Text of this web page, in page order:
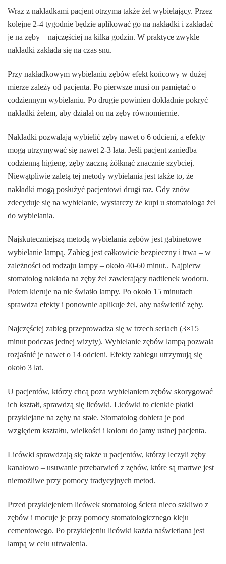
Wraz z nakładkami pacjent otrzyma także żel wybielający. Przez
kolejne 2-4 tygodnie będzie aplikować go na nakładki i zakładać
je na zęby – najczęściej na kilka godzin. W praktyce zwykle
nakładki zakłada się na czas snu.
Przy nakładkowym wybielaniu zębów efekt końcowy w dużej
mierze zależy od pacjenta. Po pierwsze musi on pamiętać o
codziennym wybielaniu. Po drugie powinien dokładnie pokryć
nakładki żelem, aby działał on na zęby równomiernie.
Nakładki pozwalają wybielić zęby nawet o 6 odcieni, a efekty
mogą utrzymywać się nawet 2-3 lata. Jeśli pacjent zaniedba
codzienną higienę, zęby zaczną żółknąć znacznie szybciej.
Niewątpliwie zaletą tej metody wybielania jest także to, że
nakładki mogą posłużyć pacjentowi drugi raz. Gdy znów
zdecyduje się na wybielanie, wystarczy że kupi u stomatologa żel
do wybielania.
Najskuteczniejszą metodą wybielania zębów jest gabinetowe
wybielanie lampą. Zabieg jest całkowicie bezpieczny i trwa – w
zależności od rodzaju lampy – około 40-60 minut.. Najpierw
stomatolog nakłada na zęby żel zawierający nadtlenek wodoru.
Potem kieruje na nie światło lampy. Po około 15 minutach
sprawdza efekty i ponownie aplikuje żel, aby naświetlić zęby.
Najczęściej zabieg przeprowadza się w trzech seriach (3×15
minut podczas jednej wizyty). Wybielanie zębów lampą pozwala
rozjaśnić je nawet o 14 odcieni. Efekty zabiegu utrzymują się
około 3 lat.
U pacjentów, którzy chcą poza wybielaniem zębów skorygować
ich kształt, sprawdzą się licówki. Licówki to cienkie płatki
przyklejane na zęby na stałe. Stomatolog dobiera je pod
względem kształtu, wielkości i koloru do jamy ustnej pacjenta.
Licówki sprawdzają się także u pacjentów, którzy leczyli zęby
kanałowo – usuwanie przebarwień z zębów, które są martwe jest
niemożliwe przy pomocy tradycyjnych metod.
Przed przyklejeniem licówek stomatolog ściera nieco szkliwo z
zębów i mocuje je przy pomocy stomatologicznego kleju
cementowego. Po przyklejeniu licówki każda naświetlana jest
lampą w celu utrwalenia.